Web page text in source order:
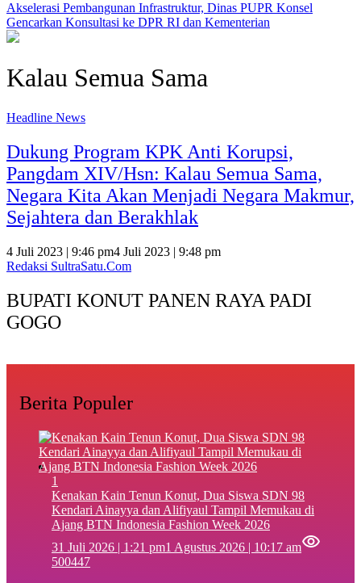
Akselerasi Pembangunan Infrastruktur, Dinas PUPR Konsel
Gencarkan Konsultasi ke DPR RI dan Kementerian
Kalau Semua Sama
Headline News
Dukung Program KPK Anti Korupsi,
Pangdam XIV/Hsn: Kalau Semua Sama,
Negara Kita Akan Menjadi Negara Makmur,
Sejahtera dan Berakhlak
4 Juli 2023 | 9:46 pm4 Juli 2023 | 9:48 pm
Redaksi SultraSatu.Com
BUPATI KONUT PANEN RAYA PADI
GOGO
Berita Populer
1
‎Kenakan Kain Tenun Konut, Dua Siswa SDN 98
Kendari Ainayya dan Alifiyaul Tampil Memukau di
Ajang BTN Indonesia Fashion Week 2026
31 Juli 2026 | 1:21 pm1 Agustus 2026 | 10:17 am
500447